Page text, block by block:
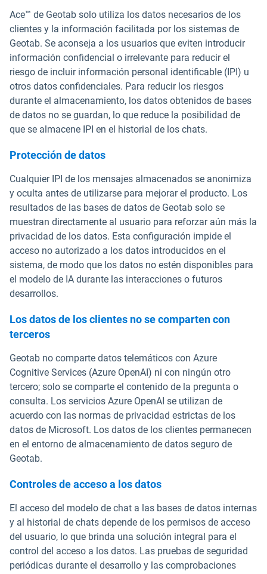
Ace™ de Geotab solo utiliza los datos necesarios de los
clientes y la información facilitada por los sistemas de
Geotab. Se aconseja a los usuarios que eviten introducir
información confidencial o irrelevante para reducir el
riesgo de incluir información personal identificable (IPI) u
otros datos confidenciales. Para reducir los riesgos
durante el almacenamiento, los datos obtenidos de bases
de datos no se guardan, lo que reduce la posibilidad de
que se almacene IPI en el historial de los chats.
Protección de datos
Cualquier IPI de los mensajes almacenados se anonimiza
y oculta antes de utilizarse para mejorar el producto. Los
resultados de las bases de datos de Geotab solo se
muestran directamente al usuario para reforzar aún más la
privacidad de los datos. Esta configuración impide el
acceso no autorizado a los datos introducidos en el
sistema, de modo que los datos no estén disponibles para
el modelo de IA durante las interacciones o futuros
desarrollos.
Los datos de los clientes no se comparten con
terceros
Geotab no comparte datos telemáticos con Azure
Cognitive Services (Azure OpenAI) ni con ningún otro
tercero; solo se comparte el contenido de la pregunta o
consulta. Los servicios Azure OpenAI se utilizan de
acuerdo con las normas de privacidad estrictas de los
datos de Microsoft. Los datos de los clientes permanecen
en el entorno de almacenamiento de datos seguro de
Geotab.
Controles de acceso a los datos
El acceso del modelo de chat a las bases de datos internas
y al historial de chats depende de los permisos de acceso
del usuario, lo que brinda una solución integral para el
control del acceso a los datos. Las pruebas de seguridad
periódicas durante el desarrollo y las comprobaciones